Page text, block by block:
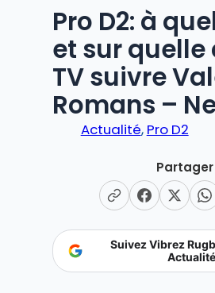
Pro D2: à
et sur quelle
TV suivre
Romans –
Actualité, Pro D2
Partager
Suivez Vibrez